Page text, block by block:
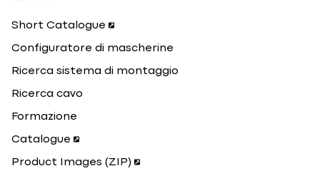
Short Catalogue
Configuratore di mascherine
Ricerca sistema di montaggio
Ricerca cavo
Formazione
Catalogue
Product Images (ZIP)